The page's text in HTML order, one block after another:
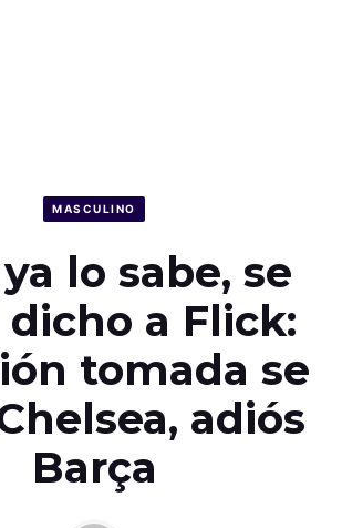
MASCULINO
lo sabe, se
dicho a Flick:
tomada se
adiós
Barça